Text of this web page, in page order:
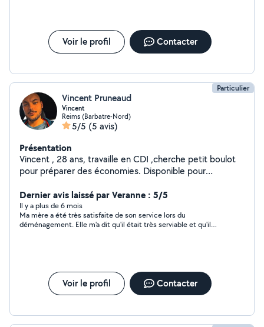
Voir le profil Contacter
Particulier
Vincent Pruneaud
Vincent
Reims (Barbatre-Nord)
5/5 (5 avis)
Présentation
Vincent , 28 ans, travaille en CDI ,cherche petit boulot
pour préparer des économies. Disponible pour
course , éventuellement débroussaillage...
Dernier avis laissé par Veranne : 5/5
Il y a plus de 6 mois
Ma mère a été très satisfaite de son service lors du
déménagement. Elle m'a dit qu'il était très serviable et qu'il
Voir le profil Contacter